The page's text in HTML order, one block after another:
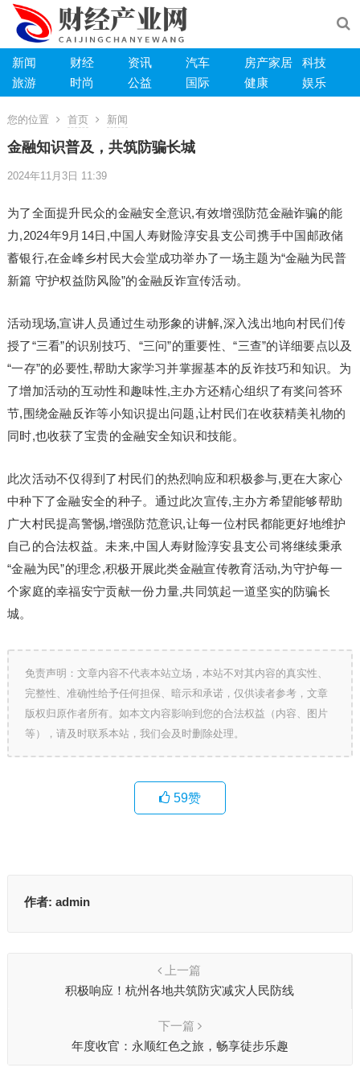
新闻 财经 资讯 汽车 房产家居
科技
旅游
时尚 公益 国际 健康 娱乐
您的位置 首页 新闻
金融知识普及，共筑防骗长城
2024年11月3日 11:39
为了全面提升民众的金融安全意识,有效增强防范金融诈骗的能
力,2024年9月14日,中国人寿财险淳安县支公司携手中国邮政储
蓄银行,在金峰乡村民大会堂成功举办了一场主题为“金融为民普
新篇 守护权益防风险”的金融反诈宣传活动。
活动现场,宣讲人员通过生动形象的讲解,深入浅出地向村民们传
授了“三看”的识别技巧、“三问”的重要性、“三查”的详细要点以及
“一存”的必要性,帮助大家学习并掌握基本的反诈技巧和知识。为
了增加活动的互动性和趣味性,主办方还精心组织了有奖问答环
节,围绕金融反诈等小知识提出问题,让村民们在收获精美礼物的
同时,也收获了宝贵的金融安全知识和技能。
此次活动不仅得到了村民们的热烈响应和积极参与,更在大家心
中种下了金融安全的种子。通过此次宣传,主办方希望能够帮助
广大村民提高警惕,增强防范意识,让每一位村民都能更好地维护
自己的合法权益。未来,中国人寿财险淳安县支公司将继续秉承
“金融为民”的理念,积极开展此类金融宣传教育活动,为守护每一
个家庭的幸福安宁贡献一份力量,共同筑起一道坚实的防骗长
城。
免责声明：文章内容不代表本站立场，本站不对其内容的真实性、
完整性、准确性给予任何担保、暗示和承诺，仅供读者参考，文章
版权归原作者所有。如本文内容影响到您的合法权益（内容、图片
等），请及时联系本站，我们会及时删除处理。
59赞
作者: admin
上一篇
积极响应！杭州各地共筑防灾减灾人民防线
下一篇
年度收官：永顺红色之旅，畅享徒步乐趣